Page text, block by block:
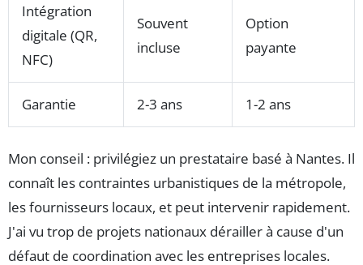
Intégration
digitale (QR,
NFC)
Souvent
incluse
Option
payante
Garantie 2-3 ans 1-2 ans
Mon conseil : privilégiez un prestataire basé à Nantes. Il
connaît les contraintes urbanistiques de la métropole,
les fournisseurs locaux, et peut intervenir rapidement.
J'ai vu trop de projets nationaux dérailler à cause d'un
défaut de coordination avec les entreprises locales.